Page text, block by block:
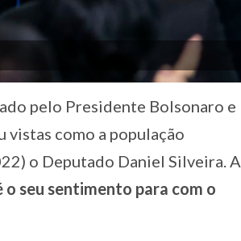
pelo Presidente Bolsonaro e
vistas como a população
o Deputado Daniel Silveira. A
o seu sentimento para com o